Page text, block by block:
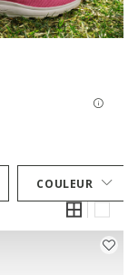
COULEUR